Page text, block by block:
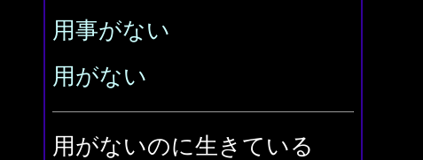
用事がない
用がない
用がないのに生きている